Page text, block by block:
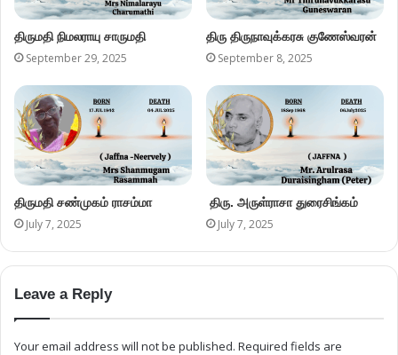
திருமதி நிமலராயு சாருமதி
September 29, 2025
திரு திருநாவுக்கரசு குணேஸ்வரன்
September 8, 2025
திருமதி சண்முகம் ராசம்மா
July 7, 2025
திரு. அருள்ராசா துரைசிங்கம்
July 7, 2025
Leave a Reply
Your email address will not be published. Required fields are